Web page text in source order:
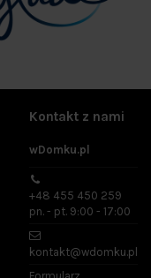
Kontakt z nami
wDomku.pl
+48 455 450 259
pn. - pt. 9:00 - 17:00
kontakt@wdomku.pl